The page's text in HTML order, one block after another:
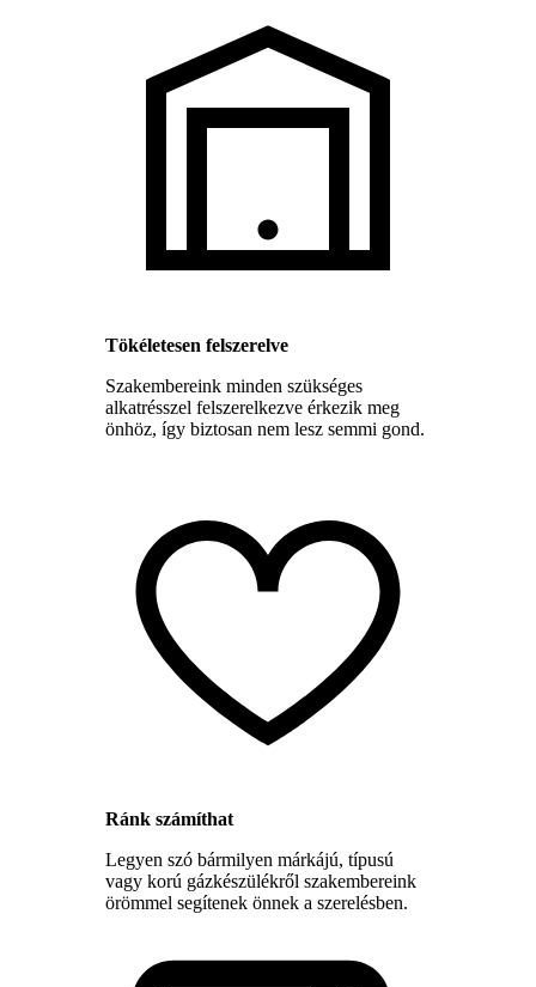
Tökéletesen felszerelve
Szakembereink minden szükséges
alkatrésszel felszerelkezve érkezik meg
önhöz, így biztosan nem lesz semmi gond.
Ránk számíthat
Legyen szó bármilyen márkájú, típusú
vagy korú gázkészülékről szakembereink
örömmel segítenek önnek a szerelésben.